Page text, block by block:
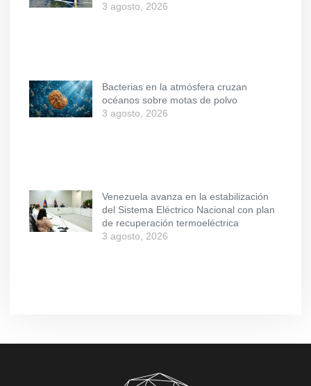
3 agosto, 2026
Bacterias en la atmósfera cruzan
océanos sobre motas de polvo
3 agosto, 2026
Venezuela avanza en la estabilización
del Sistema Eléctrico Nacional con plan
de recuperación termoeléctrica
3 agosto, 2026